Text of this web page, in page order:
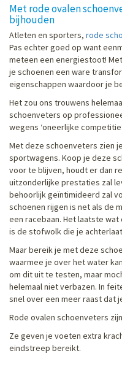
Met rode ovalen
bijhouden
Atleten en sporters, rode
Pas echter goed op want
meteen een energiestoot!
je schoenen een ware
eigenschappen waardoor je
Het zou ons trouwens
schoenveters op
wegens ‘oneerlijke
Met deze schoenveters zien
sportwagens. Koop je deze
voor te blijven, houdt er dan
uitzonderlijke prestaties zal
behoorlijk geïntimideerd zal
schoenen rijgen is net als de
een racebaan. Het laatste
is de stofwolk die je
Maar bereik je met deze
waarmee je over het water
om dit uit te testen, maar
helemaal niet verbazen. In
snel over een meer raast dat
Rode ovalen schoenveters
Ze geven je voeten extra
eindstreep bereikt.